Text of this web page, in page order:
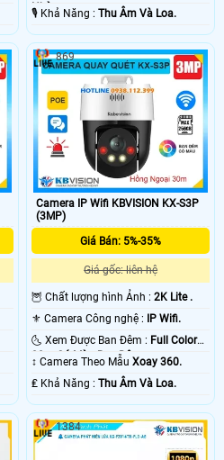
Nhà.
️🎙 Khả Năng :Thu Âm Và Loa.
Camera IP Wifi KBVISION KX-S3P
(3MP)
Giá Bán: 5%-35%
Giá gốc: liên hệ
🦉 Chất lượng hình Ảnh :2K Lite .
⚜️ Camera Công nghệ : IP Wifi.
🌜 Xem Được Ban Đêm : Full Color
30m Có Màu Ban Ðêm.
↕️ Camera Theo MẫuXoay 360.
️₤ Khả Năng :Thu Âm Và Loa.
869
1384